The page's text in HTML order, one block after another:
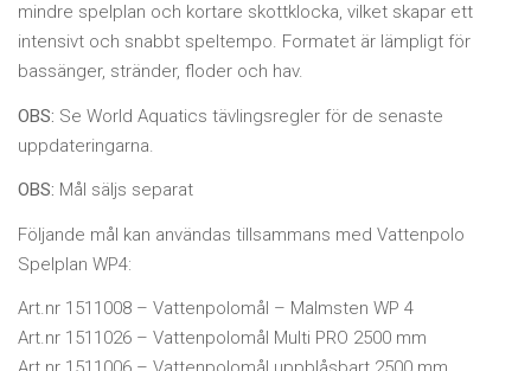
mindre spelplan och kortare skottklocka, vilket skapar ett
intensivt och snabbt speltempo. Formatet är lämpligt för
bassänger, stränder, floder och hav.
OBS: Se World Aquatics tävlingsregler för de senaste
uppdateringarna.
OBS: Mål säljs separat
Följande mål kan användas tillsammans med Vattenpolo
Spelplan WP4:
Art.nr 1511008 – Vattenpolomål – Malmsten WP 4
Art.nr 1511026 – Vattenpolomål Multi PRO 2500 mm